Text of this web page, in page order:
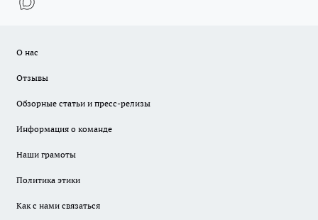
О нас
Отзывы
Обзорные статьи и пресс-релизы
Информация о команде
Наши грамоты
Политика этики
Как с нами связаться